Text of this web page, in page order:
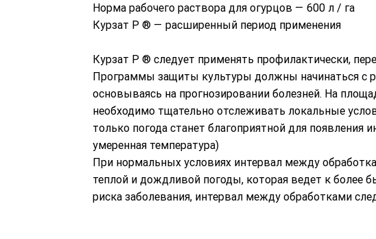
Норма рабочего раствора для огурцов — 600 л / га
Курзат Р ® — расширенный период применения
Курзат Р ® следует применять профилактически,
Программы защиты культуры должны начинаться с
основываясь на прогнозировании болезней. На
необходимо тщательно отслеживать локальные
только погода станет благоприятной для
умеренная температура)
При нормальных условиях интервал между
теплой и дождливой погоды, которая ведет к
риска заболевания, интервал между обработками